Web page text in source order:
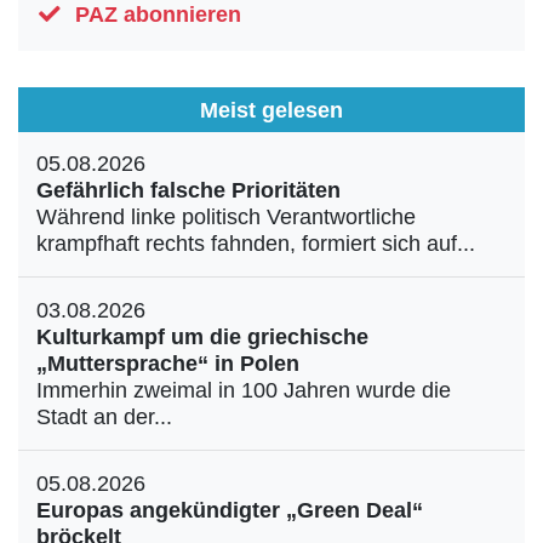
PAZ abonnieren
Meist gelesen
05.08.2026
Gefährlich falsche Prioritäten
Während linke politisch Verantwortliche
krampfhaft rechts fahnden, formiert sich auf...
03.08.2026
Kulturkampf um die griechische
„Muttersprache“ in Polen
Immerhin zweimal in 100 Jahren wurde die
Stadt an der...
05.08.2026
Europas angekündigter „Green Deal“
bröckelt